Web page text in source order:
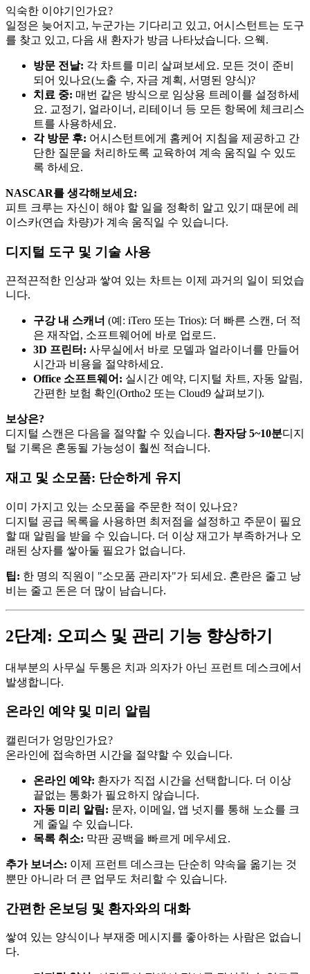
익숙한 이야기인가요?
일정은 늦어지고, 누군가는 기다리고 있고, 어시스턴트는 도구
를 찾고 있고, 다음 새 환자가 방금 나타났습니다. 으웩.
방문 전날: 각 차트를 미리 살펴보세요. 모든 것이 준비
되어 있나요(노출 수, 자금 계획, 서명된 양식)?
치료 중: 매번 같은 방식으로 임상용 트레이를 설정하세
요. 교정기, 얼라이너, 리테이너 등 모든 항목에 체크리스
트를 사용하세요.
각 방문 후: 어시스턴트에게 홈케어 지침을 제공하고 간
단한 질문을 처리하도록 교육하여 계속 움직일 수 있도
록 하세요.
NASCAR를 생각해보세요:
피트 크루는 자신이 해야 할 일을 정확히 알고 있기 때문에 레
이스카(연습 차량)가 계속 움직일 수 있습니다.
디지털 도구 및 기술 사용
끈적끈적한 인상과 쌓여 있는 차트는 이제 과거의 일이 되었습
니다.
구강 내 스캐너 (예: iTero 또는 Trios): 더 빠른 스캔, 더 적
은 재작업, 소프트웨어에 바로 업로드.
3D 프린터: 사무실에서 바로 모델과 얼라이너를 만들어
시간과 비용을 절약하세요.
Office 소프트웨어: 실시간 예약, 디지털 차트, 자동 알림,
간편한 보험 확인(Ortho2 또는 Cloud9 살펴보기).
보상은?
디지털 스캔은 다음을 절약할 수 있습니다. 환자당 5~10분디지
털 기록은 혼동될 가능성이 훨씬 적습니다.
재고 및 소모품: 단순하게 유지
이미 가지고 있는 소모품을 주문한 적이 있나요?
디지털 공급 목록을 사용하면 최저점을 설정하고 주문이 필요
할 때 알림을 받을 수 있습니다. 더 이상 재고가 부족하거나 오
래된 상자를 쌓아둘 필요가 없습니다.
팁: 한 명의 직원이 "소모품 관리자"가 되세요. 혼란은 줄고 낭
비는 줄고 돈은 더 많이 남습니다.
2단계: 오피스 및 관리 기능 향상하기
대부분의 사무실 두통은 치과 의자가 아닌 프런트 데스크에서
발생합니다.
온라인 예약 및 미리 알림
캘린더가 엉망인가요?
온라인에 접속하면 시간을 절약할 수 있습니다.
온라인 예약: 환자가 직접 시간을 선택합니다. 더 이상
끝없는 통화가 필요하지 않습니다.
자동 미리 알림: 문자, 이메일, 앱 넛지를 통해 노쇼를 크
게 줄일 수 있습니다.
목록 취소: 막판 공백을 빠르게 메우세요.
추가 보너스: 이제 프런트 데스크는 단순히 약속을 옮기는 것
뿐만 아니라 더 큰 업무도 처리할 수 있습니다.
간편한 온보딩 및 환자와의 대화
쌓여 있는 양식이나 부재중 메시지를 좋아하는 사람은 없습니
다.